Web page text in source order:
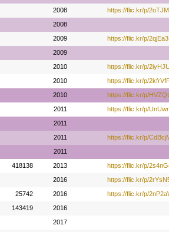
2008 https://flic.kr/p/
2008
2009 https://flic.kr/p/
2009
2010 https://flic.kr/p/
2010 https://flic.kr/p/
2010 https://flic.kr/p/
2011 https://flic.kr/p/
2011
2011 https://flic.kr/p/
2011
418138 2013 https://flic.kr/p/
2016 https://flic.kr/p/
25742 2016 https://flic.kr/p/
143419 2016
2017